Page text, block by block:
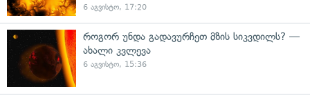
6 აგვისტო, 17:20
როგორ უნდა გადავურჩეთ მზის სიკვდილს? —
ახალი კვლევა
6 აგვისტო, 15:36